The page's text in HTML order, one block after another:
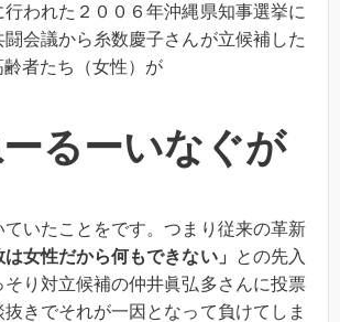
行われた２００６年沖縄県知事選挙に
会議から糸数慶子さんが立候補した
者たち（女性）が
るーいなぐが
ていたことをです。つまり従来の革新
は女性だから何もできない」
との先入
り対立候補の仲井眞弘多さんに投票
抜きでそれが一因となって負けてしま